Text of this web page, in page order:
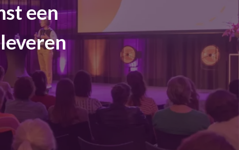
een